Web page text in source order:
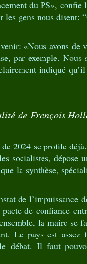
du PS», confie
gens nous disent:
«Nous avons de
par exemple. Nous
indiqué
de François
2024 se profile
socialistes, dépose
la synthèse,
de l’impuissance
de confiance
la maire se
Le pays est assez
débat. Il faut